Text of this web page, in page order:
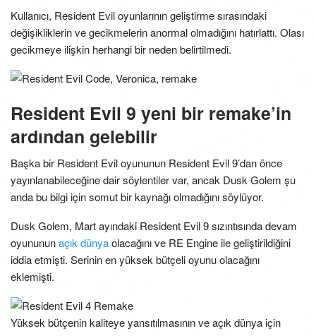
Kullanıcı, Resident Evil oyunlarının geliştirme sırasındaki
değişikliklerin ve gecikmelerin anormal olmadığını hatırlattı. Olası
gecikmeye ilişkin herhangi bir neden belirtilmedi.
Resident Evil 9 yeni bir remake’in
ardından gelebilir
Başka bir Resident Evil oyununun Resident Evil 9’dan önce
yayınlanabileceğine dair söylentiler var, ancak Dusk Golem şu
anda bu bilgi için somut bir kaynağı olmadığını söylüyor.
Dusk Golem, Mart ayındaki Resident Evil 9 sızıntısında devam
oyunununaçık dünyaolacağını ve RE Engine ile geliştirildiğini
iddia etmişti. Serinin en yüksek bütçeli oyunu olacağını
eklemişti.
Yüksek bütçenin kaliteye yansıtılmasının ve açık dünya için